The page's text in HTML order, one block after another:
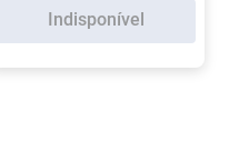
Indisponível